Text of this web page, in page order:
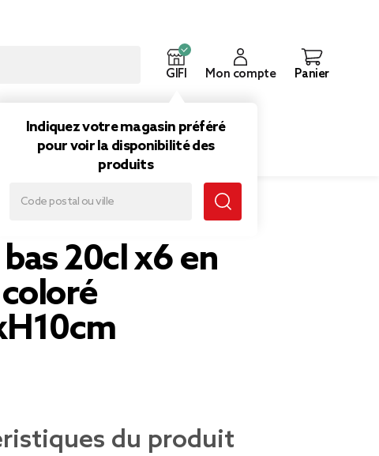
GIFI
Indiquez votre magasin préféré
pour voir la disponibilité des
produits
Mon compte Panier
20cl x6 en
du produit